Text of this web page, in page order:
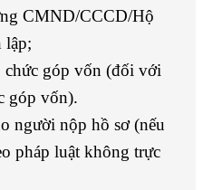
CMND/CCCD/Hộ
lập;
chức góp vốn (đối với
góp vốn).
người nộp hồ sơ (nếu
pháp luật không trực